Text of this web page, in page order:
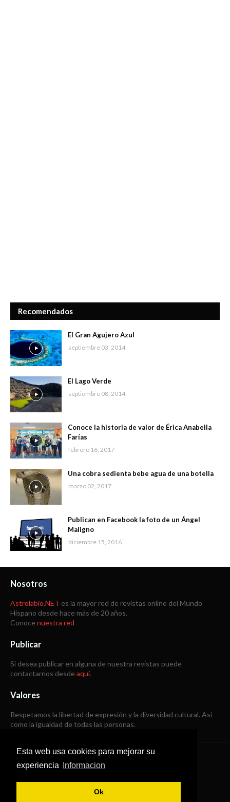
Esta web usa cookies para mejorar su
experiencia
Informacion
Ok
Recomendados
El Gran Agujero Azul
septiembre 03, 2014
El Lago Verde
septiembre 08, 2014
Conoce la historia de valor de Érica Anabella
Farías
febrero 16, 2017
Una cobra sedienta bebe agua de una botella
marzo 02, 2017
Publican en Facebook la foto de un Ángel
Maligno
diciembre 15, 2016
Nosotros
Astrolabio.NET es la mayor red de revistas online del Mundo
Hispano desde hace más de 20 años.
Conoce nuestra red
Publicar
Si desea publicar en alguna de nuestra revistas puede
contactarnos desde aquí.
Valores
Respetamos la libertad de expresión y la diversidad cultural. Así
como la igualdad de todas las personas.
Copyright © 1998 -